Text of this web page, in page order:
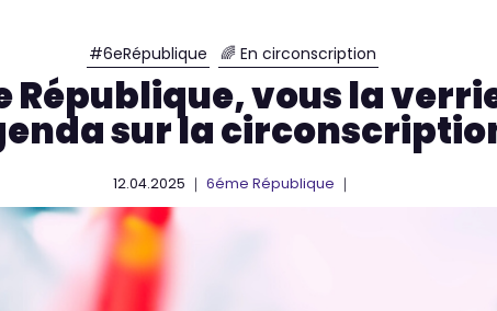
#6eRépublique 🌈 En circonscription
République, vous la
sur la
12.04.2025 ｜ 6éme République ｜